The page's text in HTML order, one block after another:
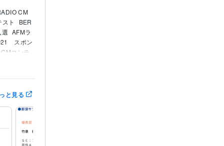
CM
ト
BER
AFMラ
　スポン
コンテ
市キャッチ
放送　第1
グランプ
と見る